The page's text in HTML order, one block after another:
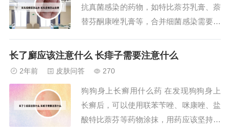
好处：对神...
抗真菌感染的药物，如特比萘芬乳膏、萘
替芬酮康唑乳膏等，合并细菌感染需要外
将头癣治愈，也需要口服特比萘芬或者是
素软膏，莫匹罗星软膏，伊曲康唑软膏，
酮康唑软膏...
长了廯应该注意什么 长痱子需要注意什么
2年前 皮肤问答 270
狗狗身上长癣用什么药 在发现狗狗身上
长癣后，可以使用联苯苄唑、咪康唑、盐
酸特比萘芬等药物涂抹，用药应该坚持使